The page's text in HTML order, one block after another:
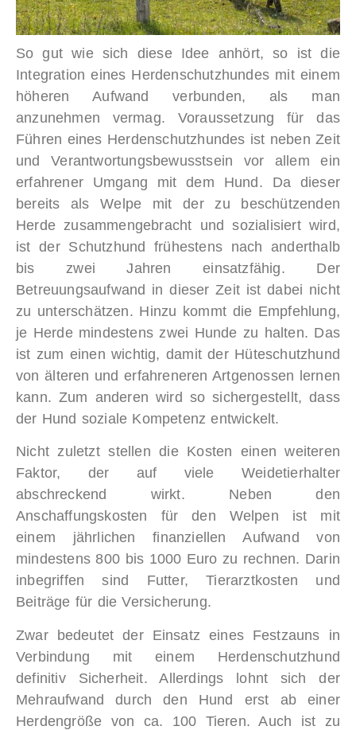
So gut wie sich diese Idee anhört, so ist die
Integration eines Herdenschutzhundes mit einem
höheren Aufwand verbunden, als man
anzunehmen vermag. Voraussetzung für das
Führen eines Herdenschutzhundes ist neben Zeit
und Verantwortungsbewusstsein vor allem ein
erfahrener Umgang mit dem Hund. Da dieser
bereits als Welpe mit der zu beschützenden
Herde zusammengebracht und sozialisiert wird,
ist der Schutzhund frühestens nach anderthalb
bis zwei Jahren einsatzfähig. Der
Betreuungsaufwand in dieser Zeit ist dabei nicht
zu unterschätzen. Hinzu kommt die Empfehlung,
je Herde mindestens zwei Hunde zu halten. Das
ist zum einen wichtig, damit der Hüteschutzhund
von älteren und erfahreneren Artgenossen lernen
kann. Zum anderen wird so sichergestellt, dass
der Hund soziale Kompetenz entwickelt.
Nicht zuletzt stellen die Kosten einen weiteren
Faktor, der auf viele Weidetierhalter
abschreckend wirkt. Neben den
Anschaffungskosten für den Welpen ist mit
einem jährlichen finanziellen Aufwand von
mindestens 800 bis 1000 Euro zu rechnen. Darin
inbegriffen sind Futter, Tierarztkosten und
Beiträge für die Versicherung.
Zwar bedeutet der Einsatz eines Festzauns in
Verbindung mit einem Herdenschutzhund
definitiv Sicherheit. Allerdings lohnt sich der
Mehraufwand durch den Hund erst ab einer
Herdengröße von ca. 100 Tieren. Auch ist zu